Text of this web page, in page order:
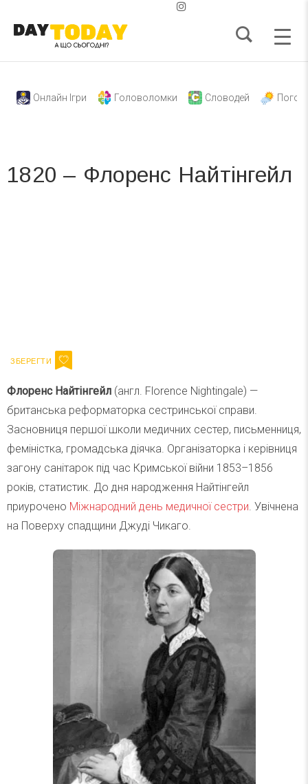
Онлайн Ігри Головоломки Словодей
1820 – Флоренс Найтінгейл
Флоренс Найтінгейл (англ. Florence Nightingale) —
британська реформаторка сестринської справи.
Засновниця першої школи медичних сестер, письменниця,
феміністка, громадська діячка. Організаторка і керівниця
загону санітарок під час Кримської війни 1853–1856
років, статистик. До дня народження Найтінгейл
приурочено Міжнародний день медичної сестри. Увічнена
на Поверху спадщини Джуді Чикаго.